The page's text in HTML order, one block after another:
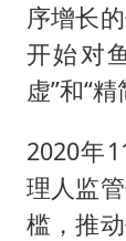
序增长
开始对
虚”和“精
2020年
理人监
槛，推